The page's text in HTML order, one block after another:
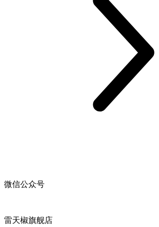
微信公众号
雷天椒旗舰店